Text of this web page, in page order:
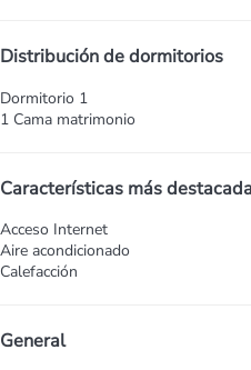
Distribución de dormitorios
Dormitorio 1
1 Cama matrimonio
Características más
Acceso Internet
Aire acondicionado
Calefacción
General